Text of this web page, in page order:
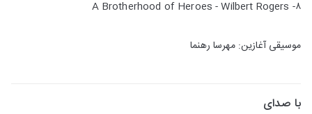
۸- A Brotherhood of Heroes - Wilbert Rogers
موسیقی آغازین: مهرسا رهنما
با صدای